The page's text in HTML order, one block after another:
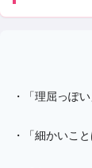
・ 「理屈っぽ
・ 「細かいこ